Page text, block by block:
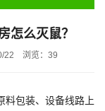
怎么灭鼠？
22 浏览： 39
料包装、设备线路上